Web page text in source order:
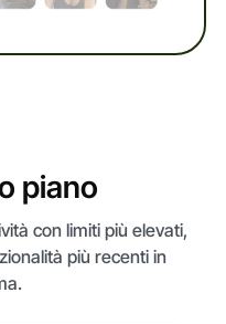
piano
con limiti più elevati,
più recenti in